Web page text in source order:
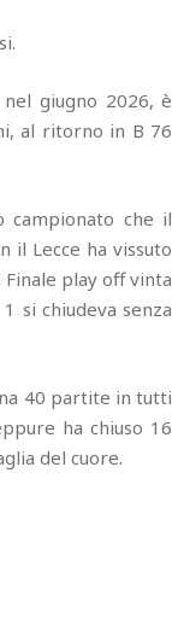
giugno 2026, è
al ritorno in B 76
che il
il Lecce ha vissuto
play off vinta
si chiudeva senza
40 partite in tutti
ha chiuso 16
del cuore.